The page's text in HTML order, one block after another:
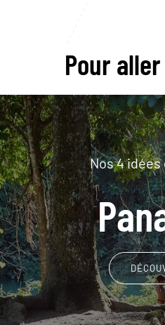
Pour
Nos 4 idées